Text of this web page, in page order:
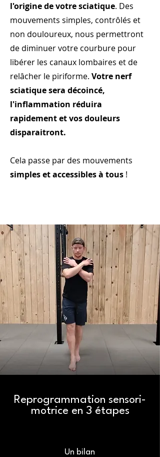
l'origine de votre sciatique. Des
mouvements simples, contrôlés et
non douloureux, nous permettront
de diminuer votre courbure pour
libérer les canaux lombaires et de
relâcher le piriforme. Votre nerf
sciatique sera décoincé,
l'inflammation réduira
rapidement et vos douleurs
disparaitront.
Cela passe par des mouvements
simples et accessibles à tous !
Reprogrammation sensori-
motrice en 3 étapes
Un bilan